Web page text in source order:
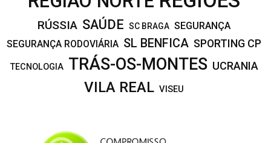
RÚSSIA SAÚDE SC BRAGA SEGURANÇA
SEGURANÇA RODOVIÁRIA SL BENFICA SPORTING CP
TECNOLOGIA TRÁS-OS-MONTES UCRANIA
VILA REAL VISEU